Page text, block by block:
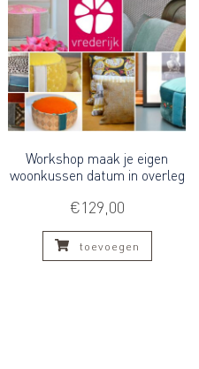
Workshop maak je eigen
woonkussen datum in overleg
€129,00
toevoegen